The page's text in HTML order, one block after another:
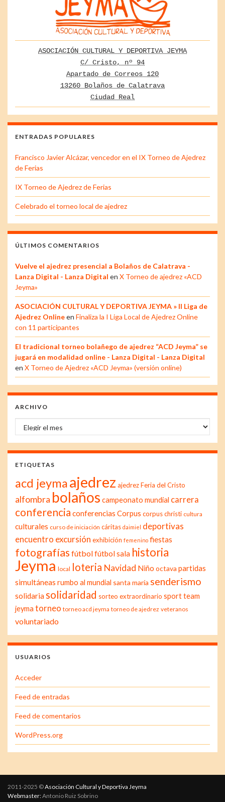
ASOCIACIÓN CULTURAL Y DEPORTIVA JEYMA
C/ Cristo, nº 94
Apartado de Correos 120
13260 Bolaños de Calatrava
Ciudad Real
ENTRADAS POPULARES
Francisco Javier Alcázar, vencedor en el IX Torneo de Ajedrez
de Ferias
IX Torneo de Ajedrez de Ferias
Celebrado el torneo local de ajedrez
ÚLTIMOS COMENTARIOS
Vuelve el ajedrez presencial a Bolaños de Calatrava -
Lanza Digital - Lanza Digital en X Torneo de ajedrez «ACD
Jeyma»
ASOCIACIÓN CULTURAL Y DEPORTIVA JEYMA » II Liga de
Ajedrez Onlineen Finaliza la I Liga Local de Ajedrez Online
con 11 participantes
El tradicional torneo bolañego de ajedrez “ACD Jeyma” se
jugará en modalidad online - Lanza Digital - Lanza Digital
en X Torneo de Ajedrez «ACD Jeyma» (versión online)
ARCHIVO
Archivo
ETIQUETAS
acd jeymaajedrez ajedrez Feria del Cristo
alfombra bolaños campeonato mundial carrera
conferencia conferencias Corpus corpus christi cultura
culturales curso de iniciación cáritas daimiel deportivas
encuentro excursión exhibición femenino fiestas
fotografías fútbolfútbol sala historia
Jeyma local loteria Navidad Niño octava partidas
simultáneas rumbo al mundial santa maría senderismo
solidariasolidaridad sorteo extraordinario sport team
jeyma torneo torneo acd jeyma torneo de ajedrez veteranos
voluntariado
USUARIOS
Acceder
Feed de entradas
Feed de comentarios
WordPress.org
2011-2025 ©Asociación Cultural y Deportiva Jeyma
Webmaster:Antonio Ruiz Sobrino